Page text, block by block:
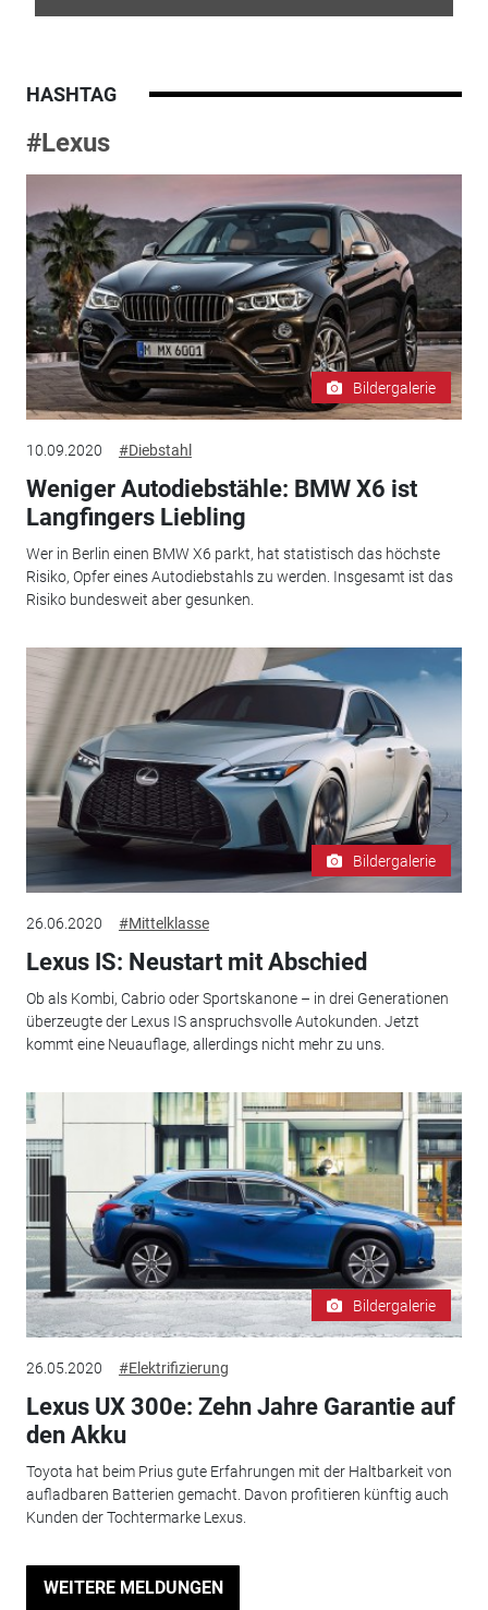
HASHTAG
#Lexus
Bildergalerie
10.09.2020 #Diebstahl
Weniger Autodiebstähle: BMW X6 ist
Langfingers Liebling
Wer in Berlin einen BMW X6 parkt, hat statistisch das höchste
Risiko, Opfer eines Autodiebstahls zu werden. Insgesamt ist das
Risiko bundesweit aber gesunken.
Bildergalerie
26.06.2020 #Mittelklasse
Lexus IS: Neustart mit Abschied
Ob als Kombi, Cabrio oder Sportskanone – in drei Generationen
überzeugte der Lexus IS anspruchsvolle Autokunden. Jetzt
kommt eine Neuauflage, allerdings nicht mehr zu uns.
Bildergalerie
26.05.2020 #Elektrifizierung
Lexus UX 300e: Zehn Jahre Garantie auf
den Akku
Toyota hat beim Prius gute Erfahrungen mit der Haltbarkeit von
aufladbaren Batterien gemacht. Davon profitieren künftig auch
Kunden der Tochtermarke Lexus.
WEITERE MELDUNGEN